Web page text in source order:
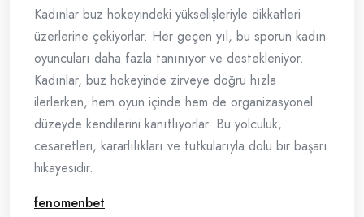
Kadınlar buz hokeyindeki yükselişleriyle dikkatleri
üzerlerine çekiyorlar. Her geçen yıl, bu sporun kadın
oyuncuları daha fazla tanınıyor ve destekleniyor.
Kadınlar, buz hokeyinde zirveye doğru hızla
ilerlerken, hem oyun içinde hem de organizasyonel
düzeyde kendilerini kanıtlıyorlar. Bu yolculuk,
cesaretleri, kararlılıkları ve tutkularıyla dolu bir başarı
hikayesidir.
fenomenbet